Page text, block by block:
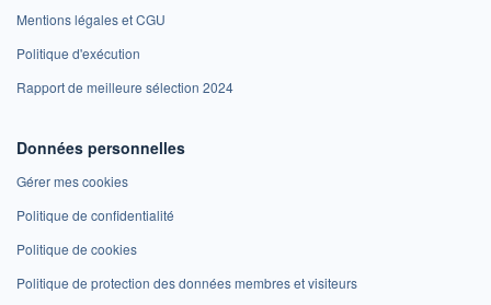
Mentions légales et CGU
Politique d'exécution
Rapport de meilleure sélection 2024
Données personnelles
Gérer mes cookies
Politique de confidentialité
Politique de cookies
Politique de protection des données membres et visiteurs